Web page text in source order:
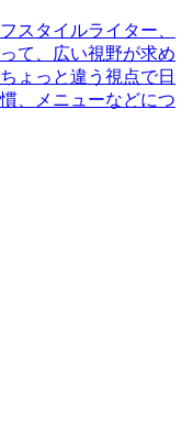
スタイルライター、
て、広い視野が求め
ょっと違う視点で日
、メニューなどにつ